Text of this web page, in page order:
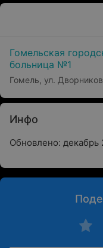
Гомельская
больница №1
Гомель, ул.
Инфо
Обновлено: декабрь